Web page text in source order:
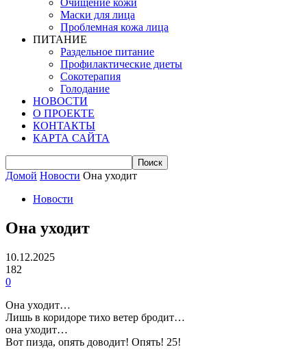
Очищение кожи
Маски для лица
Проблемная кожа лица
ПИТАНИЕ
Раздельное питание
Профилактические диеты
Сокотерапия
Голодание
НОВОСТИ
О ПРОЕКТЕ
КОНТАКТЫ
КАРТА САЙТА
Домой Новости Она уходит
Новости
Она уходит
10.12.2025
182
0
Она уходит…
Лишь в коридоре тихо ветер бродит…
она уходит…
Вот пизда, опять доводит! Опять! 25!